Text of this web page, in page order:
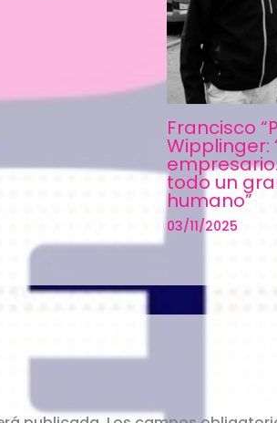
Francisco
Wipplinger:
todo un
humano”
03/11/2025